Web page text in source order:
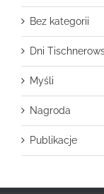
Bez kategorii
Dni
Myśli
Nagroda
Publikacje